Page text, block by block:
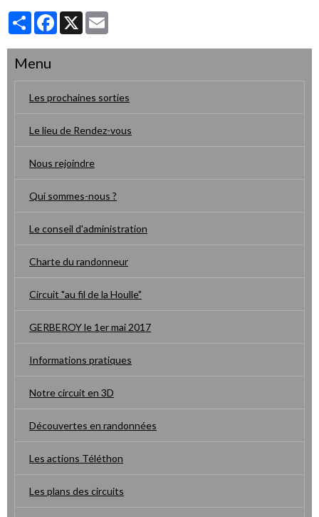
PartagerFacebook
X
Menu
Les prochaines sorties
Le lieu de Rendez-vous
Nous rejoindre
Qui sommes-nous ?
Le conseil d'administration
Charte du randonneur
Circuit "au fil de la Houlle"
GERBEROY le 1er mai 2017
Informations pratiques
Notre circuit en 3D
Découvertes en randonnées
Les actions Téléthon
Les plans des circuits